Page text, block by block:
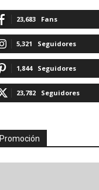
23,683 Fans
5,321 Seguidores
1,844 Seguidores
23,782 Seguidores
Promoción